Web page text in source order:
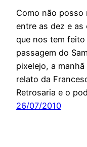
Como não posso
entre as dez e as
que nos tem
passagem do
pixelejo, a
relato da
Retrosaria e o
26/07/2010